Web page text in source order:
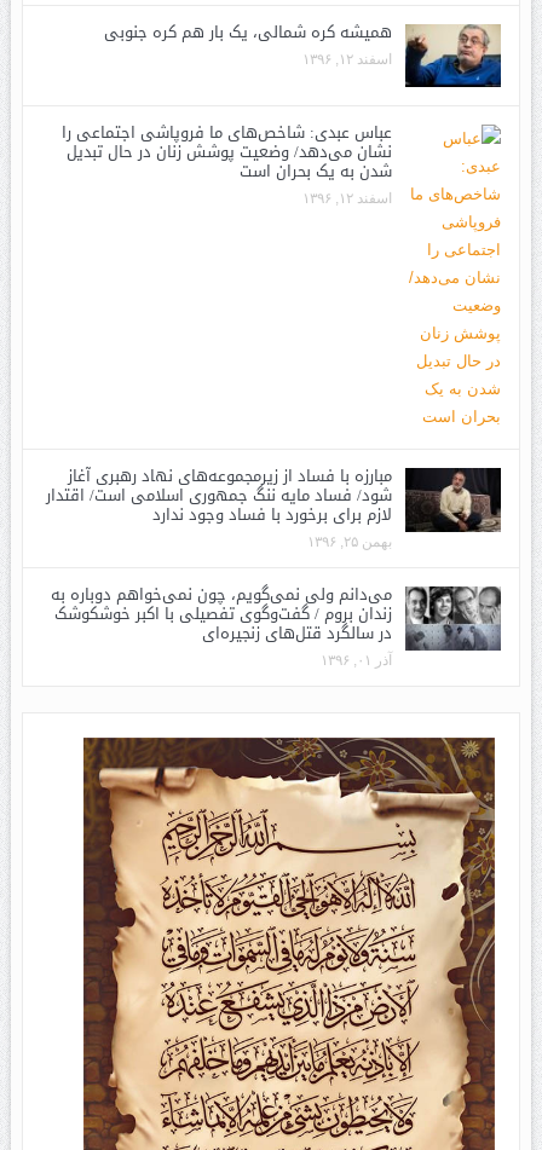
همیشه کره شمالی، یک بار هم کره جنوبی
اسفند ۱۲, ۱۳۹۶
عباس عبدی: شاخص‌های ما فروپاشی اجتماعی را
نشان می‌دهد/ وضعیت پوشش زنان در حال تبدیل
شدن به یک بحران است
اسفند ۱۲, ۱۳۹۶
مبارزه با فساد از زیرمجموعه‌های نهاد رهبری آغاز
شود/ فساد مایه ننگ جمهوری اسلامی است/ اقتدار
لازم برای برخورد با فساد وجود ندارد
بهمن ۲۵, ۱۳۹۶
می‌دانم ولی نمی‌گویم، چون نمی‌خواهم دوباره به
زندان بروم / گفت‌وگوی تفصیلی با اکبر خوشکوشک
در سالگرد قتل‌های زنجیره‌ای
آذر ۰۱, ۱۳۹۶